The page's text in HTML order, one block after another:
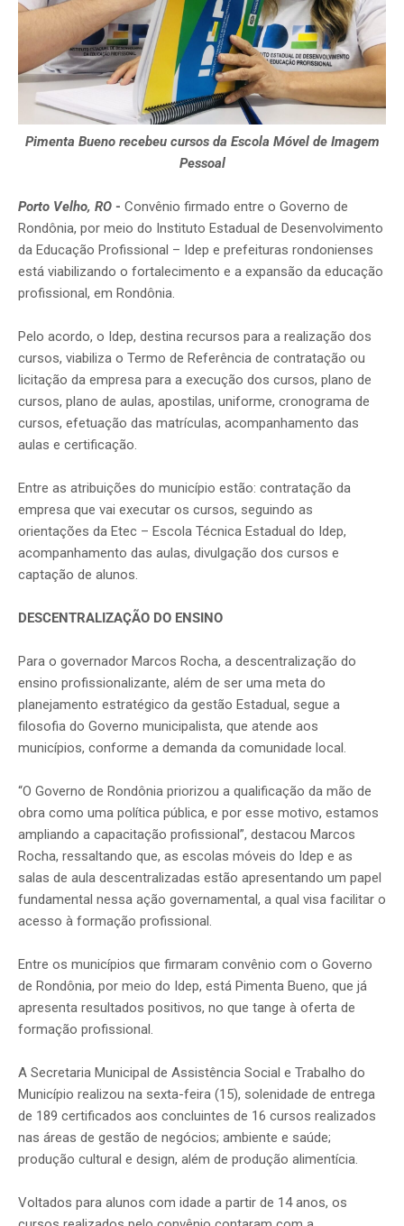
Pimenta Bueno recebeu cursos da Escola Móvel de Imagem
Pessoal
Porto Velho, RO - Convênio firmado entre o Governo de
Rondônia, por meio do Instituto Estadual de Desenvolvimento
da Educação Profissional – Idep e prefeituras rondonienses
está viabilizando o fortalecimento e a expansão da educação
profissional, em Rondônia.
Pelo acordo, o Idep, destina recursos para a realização dos
cursos, viabiliza o Termo de Referência de contratação ou
licitação da empresa para a execução dos cursos, plano de
cursos, plano de aulas, apostilas, uniforme, cronograma de
cursos, efetuação das matrículas, acompanhamento das
aulas e certificação.
Entre as atribuições do município estão: contratação da
empresa que vai executar os cursos, seguindo as
orientações da Etec – Escola Técnica Estadual do Idep,
acompanhamento das aulas, divulgação dos cursos e
captação de alunos.
DESCENTRALIZAÇÃO DO ENSINO
Para o governador Marcos Rocha, a descentralização do
ensino profissionalizante, além de ser uma meta do
planejamento estratégico da gestão Estadual, segue a
filosofia do Governo municipalista, que atende aos
municípios, conforme a demanda da comunidade local.
“O Governo de Rondônia priorizou a qualificação da mão de
obra como uma política pública, e por esse motivo, estamos
ampliando a capacitação profissional”, destacou Marcos
Rocha, ressaltando que, as escolas móveis do Idep e as
salas de aula descentralizadas estão apresentando um papel
fundamental nessa ação governamental, a qual visa facilitar o
acesso à formação profissional.
Entre os municípios que firmaram convênio com o Governo
de Rondônia, por meio do Idep, está Pimenta Bueno, que já
apresenta resultados positivos, no que tange à oferta de
formação profissional.
A Secretaria Municipal de Assistência Social e Trabalho do
Município realizou na sexta-feira (15), solenidade de entrega
de 189 certificados aos concluintes de 16 cursos realizados
nas áreas de gestão de negócios; ambiente e saúde;
produção cultural e design, além de produção alimentícia.
Voltados para alunos com idade a partir de 14 anos, os